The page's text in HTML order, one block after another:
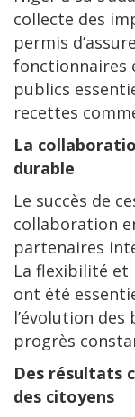
collecte des
permis
fonctionnaires
publics
recettes
La
durable
Le succès de
collaboration
partenaires
La flexibilité et
ont été
l’évolution des
progrès
Des résultats
des citoyens